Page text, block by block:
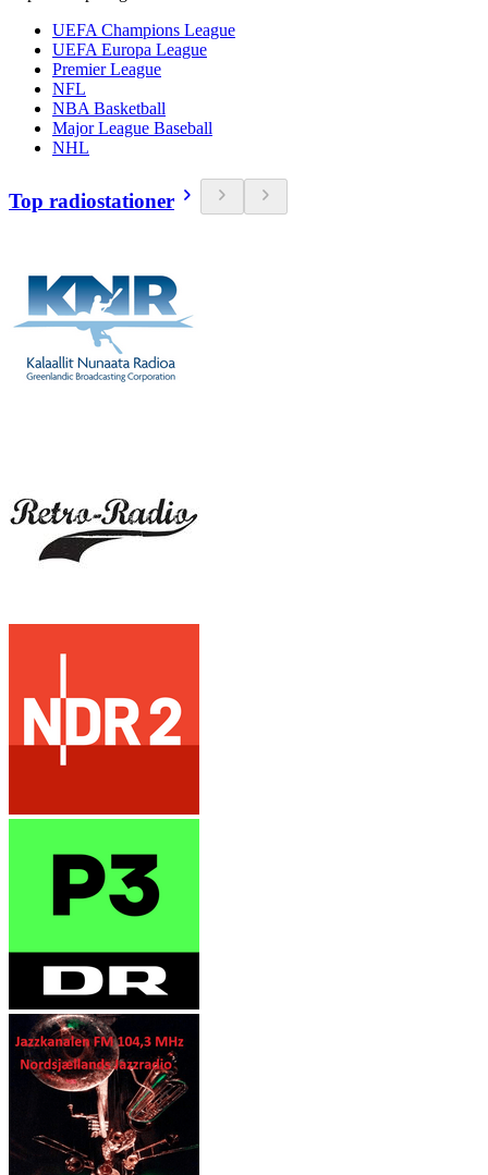
UEFA Champions League
UEFA Europa League
Premier League
NFL
NBA Basketball
Major League Baseball
NHL
Top radiostationer